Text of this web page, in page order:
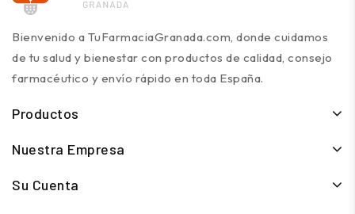
Bienvenido a TuFarmaciaGranada.com, donde cuidamos
de tu salud y bienestar con productos de calidad, consejo
farmacéutico y envío rápido en toda España.
Productos
Nuestra Empresa
Su Cuenta